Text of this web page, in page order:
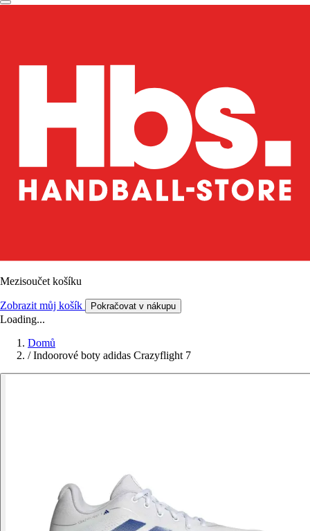
Mezisoučet košíku
Zobrazit můj košík Pokračovat v nákupu
Loading...
Domů
/ Indoorové boty adidas Crazyflight 7